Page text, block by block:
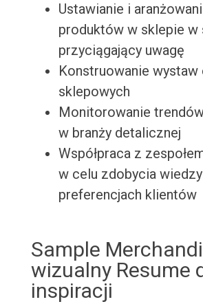
Ustawianie i
produktów w sklepie w
przyciągający uwagę
Konstruowanie wystaw
sklepowych
Monitorowanie
w branży detalicznej
Współpraca z
w celu zdobycia
preferencjach klientów
Sample
wizualny Resume
inspiracji